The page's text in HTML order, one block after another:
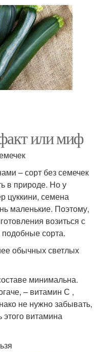
или миф
– сорт без семечек
в природе. Но у
цуккини, семена
маленькие. Поэтому,
возиться с
сорта.
обычных светлых
минимальна.
– витамин С ,
не нужно забывать,
этого витамина